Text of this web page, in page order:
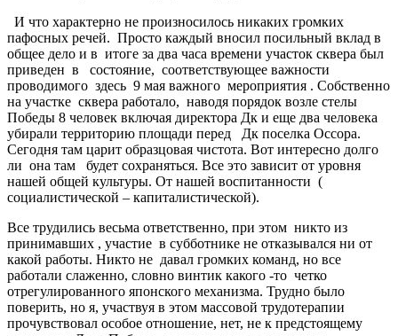
И что характерно не произносилось никаких громких
пафосных речей. Просто каждый вносил посильный вклад в
общее дело и в итоге за два часа времени участок сквера был
приведен в состояние, соответствующее важности
проводимого здесь 9 мая важного мероприятия . Собственно
на участке сквера работало, наводя порядок возле стелы
Победы 8 человек включая директора Дк и еще два человека
убирали территорию площади перед Дк поселка Оссора.
Сегодня там царит образцовая чистота. Вот интересно долго
ли она там будет сохраняться. Все это зависит от уровня
нашей общей культуры. От нашей воспитанности (
социалистической – капиталистической).
Все трудились весьма ответственно, при этом никто из
принимавших , участие в субботнике не отказывался ни от
какой работы. Никто не давал громких команд, но все
работали слаженно, словно винтик какого -то четко
отрегулированного японского механизма. Трудно было
поверить, но я, участвуя в этом массовой трудотерапии
прочувствовал особое отношение, нет, не к предстоящему